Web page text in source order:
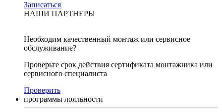
Записаться
НАШИ ПАРТНЕРЫ
Необходим качественный монтаж или сервисное
обслуживание?
Проверьте срок действия сертификата монтажника или
сервисного специалиста
Проверить
программы лояльности